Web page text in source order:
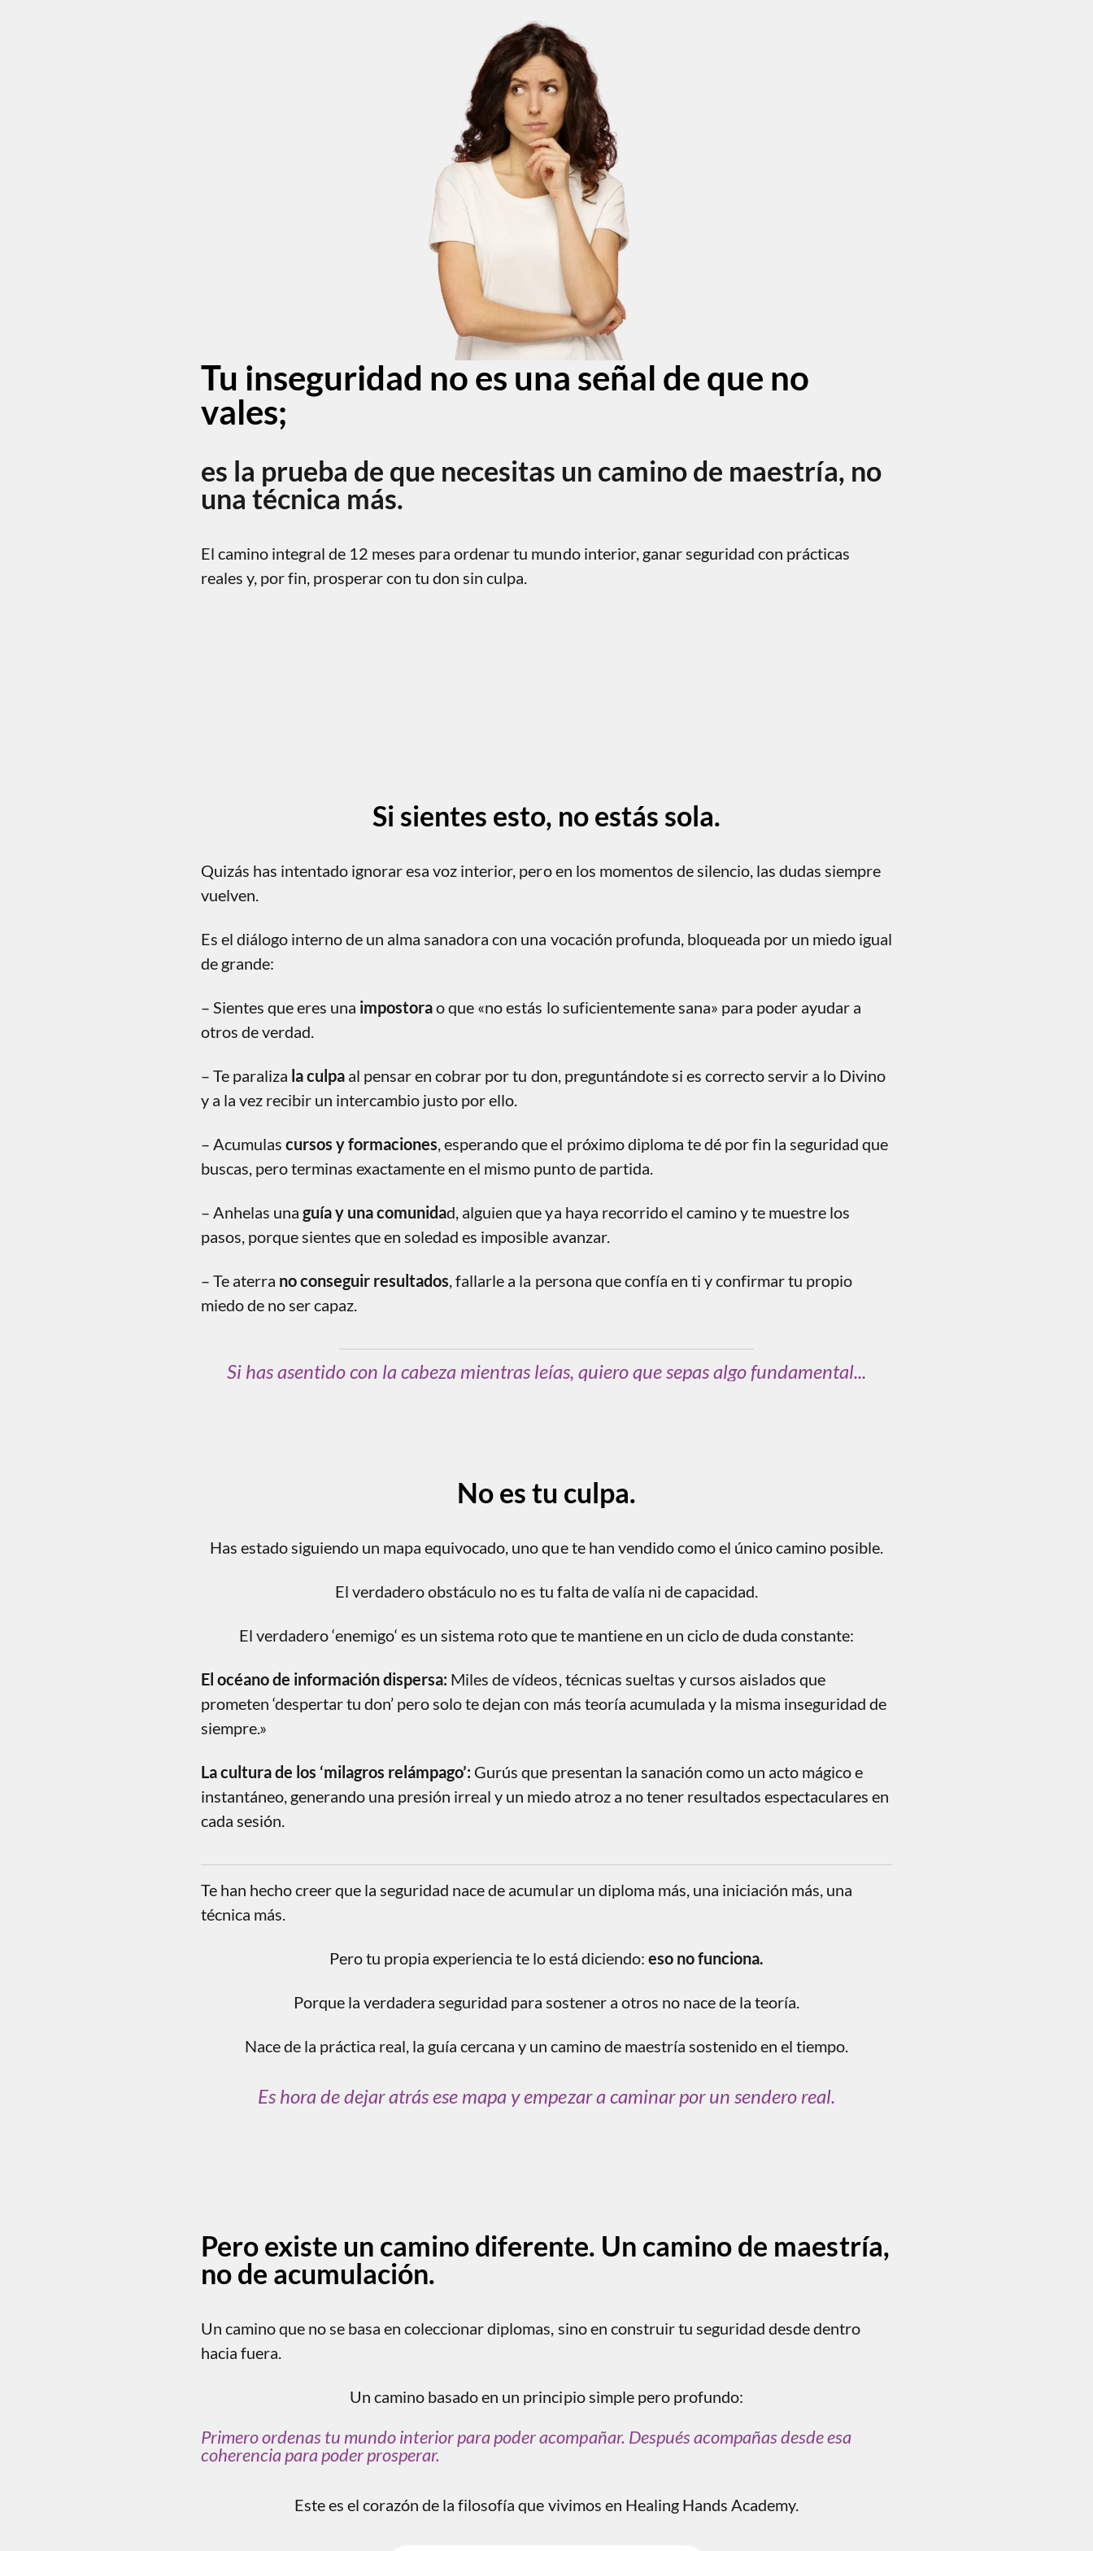
Tu inseguridad no es una señal de que no
vales;
es la prueba de que necesitas un camino de maestría, no
una técnica más.
El camino integral de 12 meses para ordenar tu mundo interior, ganar seguridad con prácticas
reales y, por fin, prosperar con tu don sin culpa.
Si sientes esto, no estás sola.
Quizás has intentado ignorar esa voz interior, pero en los momentos de silencio, las dudas siempre
vuelven.
Es el diálogo interno de un alma sanadora con una vocación profunda, bloqueada por un miedo igual
de grande:
– Sientes que eres una impostorao que «no estás lo suficientemente sana» para poder ayudar a
otros de verdad.
– Te paraliza la culpa al pensar en cobrar por tu don, preguntándote si es correcto servir a lo Divino
y a la vez recibir un intercambio justo por ello.
– Acumulascursos y formaciones , esperando que el próximo diploma te dé por fin la seguridad que
buscas, pero terminas exactamente en el mismo punto de partida.
– Anhelas unaguía y una comunidad, alguien que ya haya recorrido el camino y te muestre los
pasos, porque sientes que en soledad es imposible avanzar.
– Te aterra no conseguir resultados , fallarle a la persona que confía en ti y confirmar tu propio
miedo de no ser capaz.
Si has asentido con la cabeza mientras leías, quiero que sepas algo fundamental...
No es tu culpa.
Has estado siguiendo un mapa equivocado, uno que te han vendido como el único camino posible.
El verdadero obstáculo no es tu falta de valía ni de capacidad.
El verdadero ‘enemigo‘ es un sistema roto que te mantiene en un ciclo de duda constante:
El océano de información dispersa: Miles de vídeos, técnicas sueltas y cursos aislados que
prometen ‘despertar tu don’ pero solo te dejan con más teoría acumulada y la misma inseguridad de
siempre.»
La cultura de los ‘milagros relámpago’: Gurús que presentan la sanación como un acto mágico e
instantáneo, generando una presión irreal y un miedo atroz a no tener resultados espectaculares en
cada sesión.
Te han hecho creer que la seguridad nace de acumular un diploma más, una iniciación más, una
técnica más.
Pero tu propia experiencia te lo está diciendo:eso no funciona.
Porque la verdadera seguridad para sostener a otros no nace de la teoría.
Nace de la práctica real, la guía cercana y un camino de maestría sostenido en el tiempo.
Es hora de dejar atrás ese mapa y empezar a caminar por un sendero real.
Pero existe un camino diferente. Un camino de maestría,
no de acumulación.
Un camino que no se basa en coleccionar diplomas, sino en construir tu seguridad desde dentro
hacia fuera.
Un camino basado en un principio simple pero profundo:
Primero ordenas tu mundo interior para poder acompañar. Después acompañas desde esa
coherencia para poder prosperar.
Este es el corazón de la filosofía que vivimos en Healing Hands Academy.